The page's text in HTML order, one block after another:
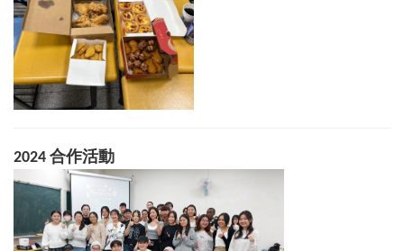
2024 合作活動